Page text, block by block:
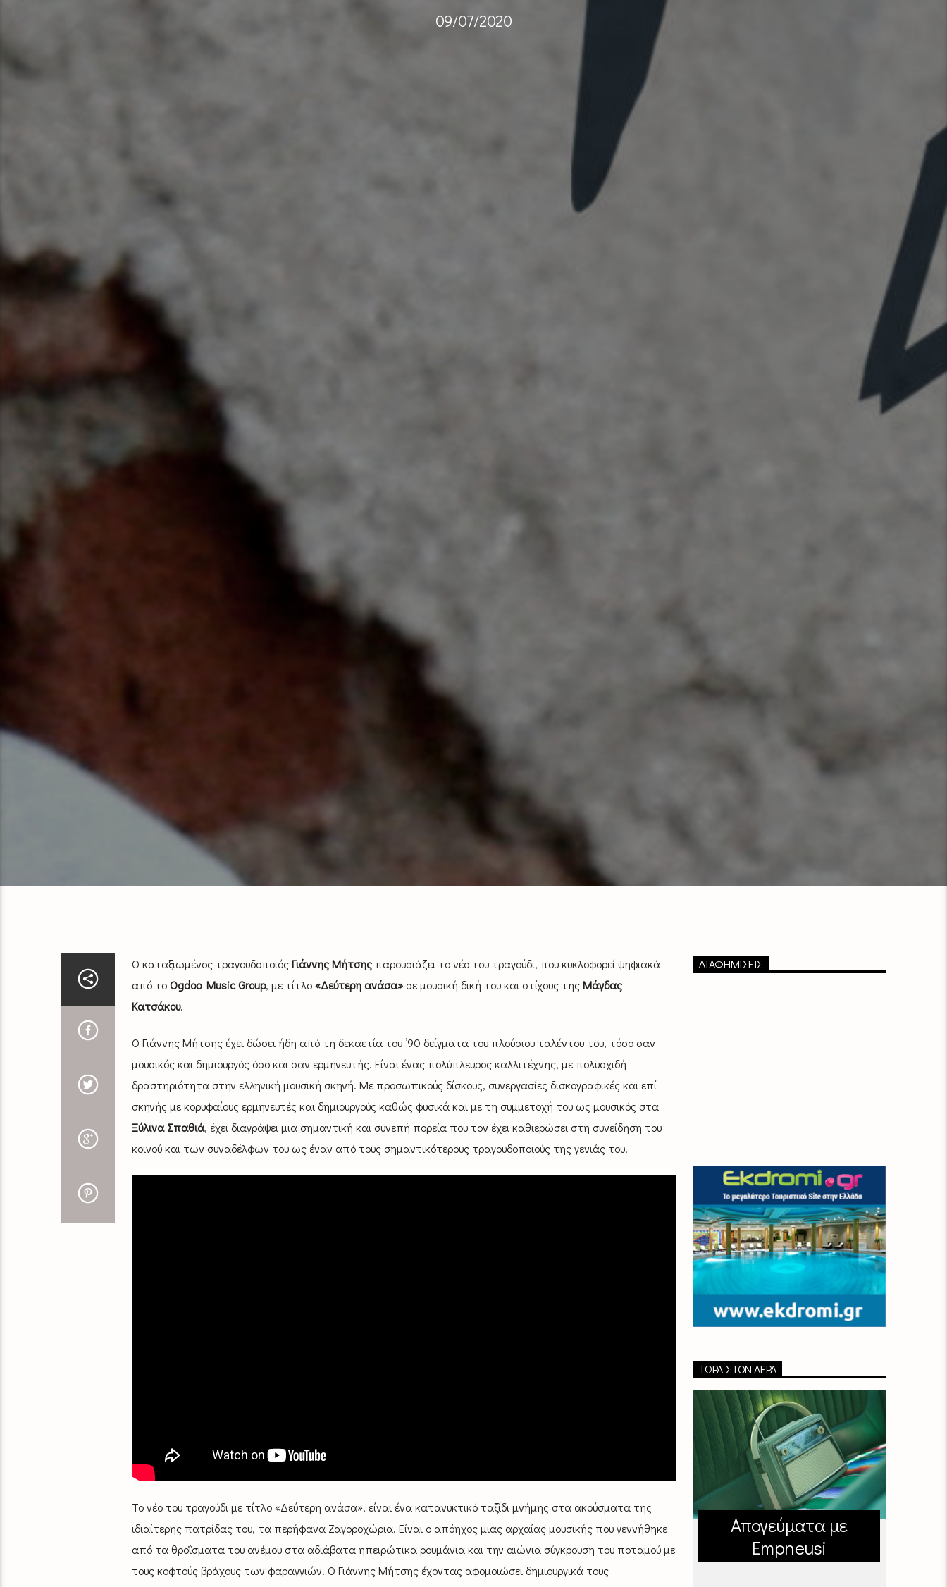
09/07/2020
Ο καταξιωμένος τραγουδοποιόςΓιάννης Μήτσηςπαρουσιάζει το νέο του τραγούδι, που κυκλοφορεί ψηφιακά
από τοOgdoo Music Group, με τίτλο«Δεύτερη ανάσα»σε μουσική δική του και στίχους τηςΜάγδας
Κατσάκου.
Ο Γιάννης Μήτσης έχει δώσει ήδη από τη δεκαετία του ’90 δείγματα του πλούσιου ταλέντου του, τόσο σαν
μουσικός και δημιουργός όσο και σαν ερμηνευτής. Είναι ένας πολύπλευρος καλλιτέχνης, με πολυσχιδή
δραστηριότητα στην ελληνική μουσική σκηνή. Με προσωπικούς δίσκους, συνεργασίες δισκογραφικές και επί
σκηνής με κορυφαίους ερμηνευτές και δημιουργούς καθώς φυσικά και με τη συμμετοχή του ως μουσικός στα
Ξύλινα Σπαθιά, έχει διαγράψει μια σημαντική και συνεπή πορεία που τον έχει καθιερώσει στη συνείδηση του
κοινού και των συναδέλφων του ως έναν από τους σημαντικότερους τραγουδοποιούς της γενιάς του.
Το νέο του τραγούδι με τίτλο «Δεύτερη ανάσα», είναι ένα κατανυκτικό ταξίδι μνήμης στα ακούσματα της
ιδιαίτερης πατρίδας του, τα περήφανα Ζαγοροχώρια. Είναι ο απόηχος μιας αρχαίας μουσικής που γεννήθηκε
από τα θροΐσματα του ανέμου στα αδιάβατα ηπειρώτικα ρουμάνια και την αιώνια σύγκρουση του ποταμού με
τους κοφτούς βράχους των φαραγγιών. Ο Γιάννης Μήτσης έχοντας αφομοιώσει δημιουργικά τους
ΔΙΑΦΗΜΙΣΕΙΣ
ΤΏΡΑ ΣΤΟΝ ΑΈΡΑ
Απογεύματα με
Empneusi